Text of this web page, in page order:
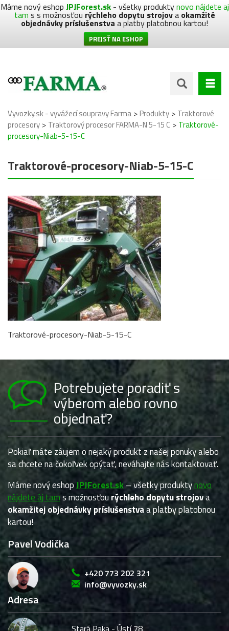
Máme nový eshop JPJForest.sk- všetky produktynovo nájdete aj
tam s s možnosťou rýchleho dopytu strojova okamžité
objednávky príslušenstva a platby platobnou kartou!
PREJSŤ NA ESHOP
Vyvozky.sk - vyvážecí soupravy Farma >Produkty > Traktorové
procesory > Traktorový procesor FARMA-N 5-15 C > Traktorové-
procesory-Niab-5-15-C
Traktorové-procesory-Niab-5-15-C
Traktorové-procesory-Niab-5-15-C
Potrebujete poradiť s
výberom alebo rovno
objednať?
Pokiaľ máte záujem o nejaký produkt z našej ponuky alebo
sa chcete na čokoľvek opýtať, neváhajte nás kontaktovať.
Máme nový eshopJPJForest.sk– všetky produktynovo
nájdete áj tams možnosťourýchleho dopytu strojova
okamžitej objednávky príslušenstvaa platby platobnou
kartou!
Pavel Vodička
+420 773 202 321
info@vyvozky.sk
Adresa
Stará Paka - Ústí 78